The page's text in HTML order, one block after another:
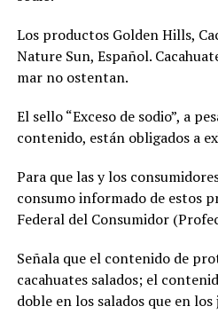
Los productos Golden Hills,
Nature Sun, Español.
mar no ostentan.
El sello “Exceso de sodio”, a
contenido, están obligados a
Para que las y los
consumo informado de estos
Federal del Consumidor
Señala que el contenido de
cacahuates salados; el
doble en los salados que en los